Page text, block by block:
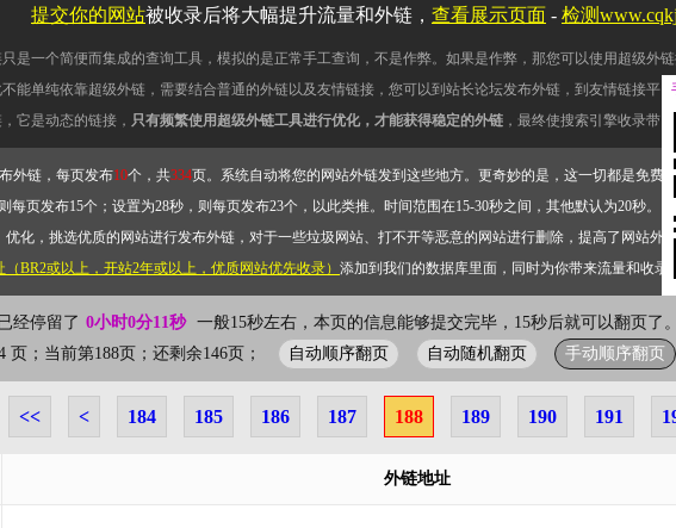
是一个简便而集成的查询工具，模拟的是正常手工查询，不是作弊。如果是作弊，那您可以使用超级外
不能单纯依靠超级外链，需要结合普通的外链以及友情链接，您可以到站长论坛发布外链，到友情链接平
它是动态的链接， 只有频繁使用超级外链工具进行优化，才能获得稳定的外链 ，最终使搜索引擎收录带
外链，每页发布10个，共334页。系统自动将您的网站外链发到这些地方。更奇妙的是，这一切都是免费
每页发布15个；设置为28秒，则每页发布23个，以此类推。时间范围在15-30秒之间，其他默认为20秒。）
化，挑选优质的网站进行发布外链，对于一些垃圾网站、打不开等恶意的网站进行删除，提高了网站外
BR2或以上，开站2年或以上，优质网站优先收录） 添加到我们的数据库里面，同时为你带来流量和收录
经停留了 0小时0分11秒 一般15秒左右，本页的信息能够提交完毕，15秒后就可以翻页了
页；当前第188页；还剩余146页；
自动顺序翻页 自动随机翻页 手动顺序翻页
<< < 184 185 186 187 188 189 190 191
外链地址
提交你的网站被收录后将大幅提升流量和外链， 查看展示页面 - 检测